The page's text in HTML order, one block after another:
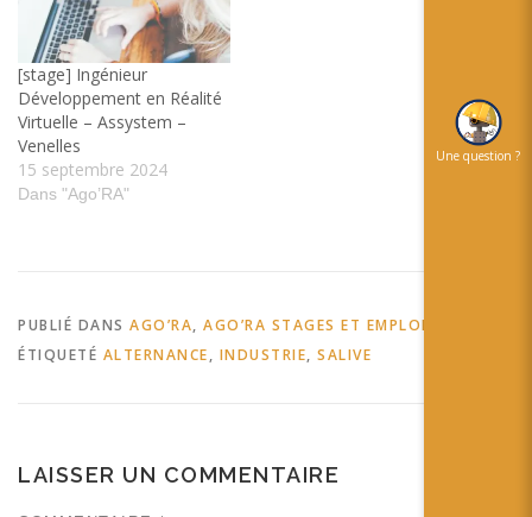
[stage] Ingénieur
Développement en Réalité
Virtuelle – Assystem –
Venelles
15 septembre 2024
Dans "Ago’RA"
PUBLIÉ DANS AGO’RA, AGO’RA STAGES ET EMPLOIS
ÉTIQUETÉ ALTERNANCE, INDUSTRIE, SALIVE
LAISSER UN COMMENTAIRE
Une question ?